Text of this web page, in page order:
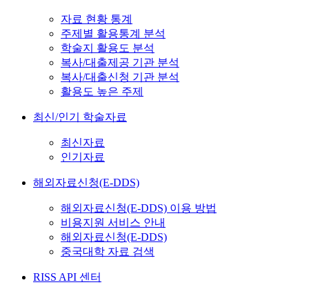
자료 현황 통계
주제별 활용통계 분석
학술지 활용도 분석
복사/대출제공 기관 분석
복사/대출신청 기관 분석
활용도 높은 주제
최신/인기 학술자료
최신자료
인기자료
해외자료신청(E-DDS)
해외자료신청(E-DDS) 이용 방법
비용지원 서비스 안내
해외자료신청(E-DDS)
중국대학 자료 검색
RISS API 센터